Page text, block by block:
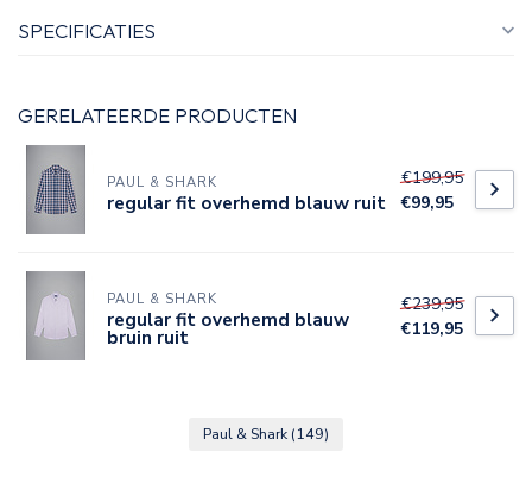
SPECIFICATIES
GERELATEERDE PRODUCTEN
PAUL & SHARK
regular fit overhemd blauw ruit
€199,95
€99,95
PAUL & SHARK
regular fit overhemd blauw
bruin ruit
€239,95
€119,95
Paul & Shark (149)